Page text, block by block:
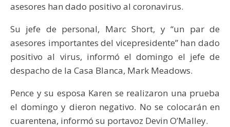
asesores han dado positivo al coronavirus.
Su jefe de personal, Marc Short, y “un par de
asesores importantes del vicepresidente” han dado
positivo al virus, informó el domingo el jefe de
despacho de la Casa Blanca, Mark Meadows.
Pence y su esposa Karen se realizaron una prueba
el domingo y dieron negativo. No se colocarán en
cuarentena, informó su portavoz Devin O’Malley.